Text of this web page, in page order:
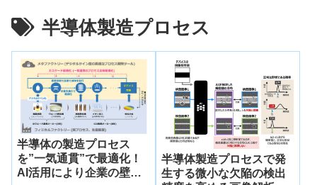
半導体製造プロセス
半導体の製造プロセス
を”一気通貫”で最適化！
AI活用により企業の壁を
半導体製造プロセスで発
生する微小な欠陥の検出